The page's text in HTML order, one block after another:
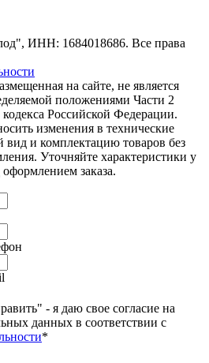
ИНН: 1684018686. Все права
на сайте, не является
положениями Части 2
Российской Федерации.
изменения в технические
вид и комплектацию товаров без
Уточняйте характеристики у
заказа.
- я даю свое согласие на
данных в соответствии с
*